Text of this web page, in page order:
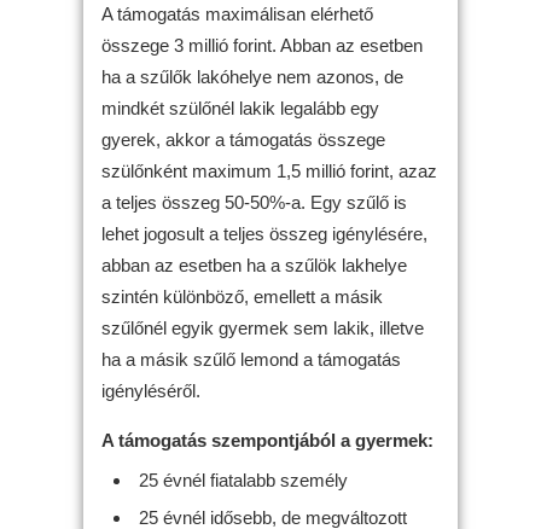
A támogatás maximálisan elérhető
összege 3 millió forint. Abban az esetben
ha a szűlők lakóhelye nem azonos, de
mindkét szülőnél lakik legalább egy
gyerek, akkor a támogatás összege
szülőnként maximum 1,5 millió forint, azaz
a teljes összeg 50-50%-a. Egy szűlő is
lehet jogosult a teljes összeg igénylésére,
abban az esetben ha a szűlök lakhelye
szintén különböző, emellett a másik
szűlőnél egyik gyermek sem lakik, illetve
ha a másik szűlő lemond a támogatás
igényléséről.
A támogatás szempontjából a gyermek:
25 évnél fiatalabb személy
25 évnél idősebb, de megváltozott